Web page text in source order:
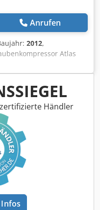
Anrufen
2012,
Atlas
55 kW Chedpfx
Baujahr: 2012
Händler